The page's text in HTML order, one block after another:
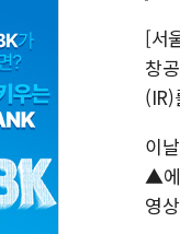
[서
창
(IR)
이
▲에
영